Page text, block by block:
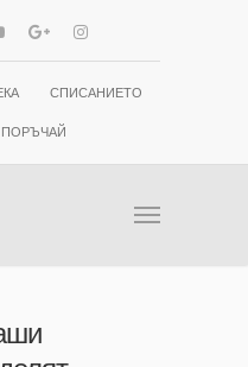
СПИСАНИЕТО
ПОРЪЧАЙ